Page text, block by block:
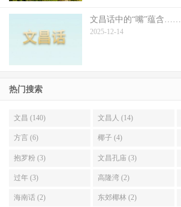
文昌话中的“嘴”蕴含……
2025-12-14
热门搜索
文昌 (140) 文昌人 (14)
方言 (6) 椰子 (4)
抱罗粉 (3) 文昌孔庙 (3)
过年 (3) 高隆湾 (2)
海南话 (2) 东郊椰林 (2)